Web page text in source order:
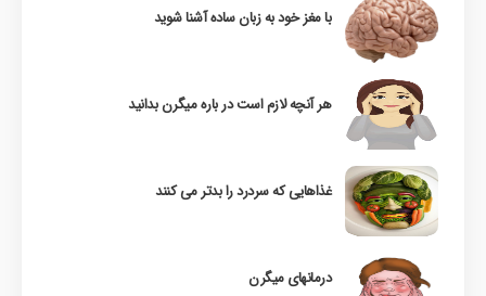
با مغز خود به زبان ساده آشنا شوید
هر آنچه لازم است در باره میگرن بدانید
غذاهایی که سردرد را بدتر می کنند
درمانهای میگرن